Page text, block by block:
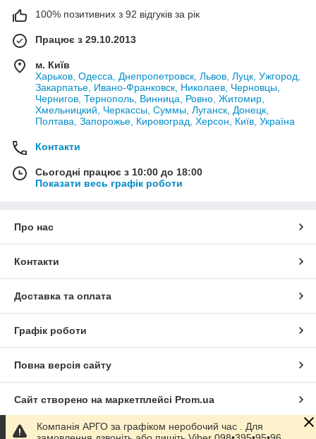
100% позитивних з 92 відгуків за рік
Працює з 29.10.2013
м. Київ
Харьков, Одесса, Днепропетровск, Львов, Луцк, Ужгород,
Закарпатье, Ивано-Франковск, Николаев, Черновцы,
Чернигов, Тернополь, Винница, Ровно, Житомир,
Хмельницкий, Черкассы, Суммы, Луганск, Донецк,
Полтава, Запорожье, Кировоград, Херсон, Київ, Україна
Контакти
Сьогодні працює з 10:00 до 18:00
Показати весь графік роботи
Про нас
Контакти
Доставка та оплата
Графік роботи
Повна версія сайту
Сайт створено на маркетплейсі Prom.ua
Політика конфіденційності
Компанія АРГО за графіком неробочий час . Для